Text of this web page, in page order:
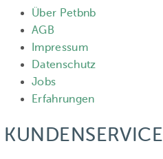
Über Petbnb
AGB
Impressum
Datenschutz
Jobs
Erfahrungen
KUNDENSERVICE